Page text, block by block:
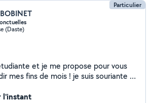
Particulier
(Daste)
et je me propose pour vous
mes fins de mois ! je suis souriante et
!
l'instant